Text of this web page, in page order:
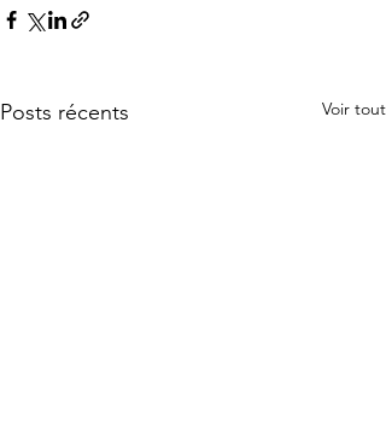
Posts récents Voir tout